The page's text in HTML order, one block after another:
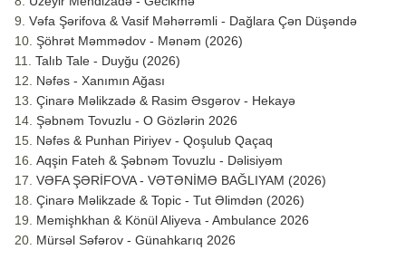
Vəfa Şərifova & Vasif Məhərrəmli - Dağlara Çən Düşəndə
Şöhrət Məmmədov - Mənəm (2026)
Talıb Tale - Duyğu (2026)
Nəfəs - Xanımın Ağası
Çinarə Məlikzadə & Rasim Əsgərov - Hekayə
Şəbnəm Tovuzlu - O Gözlərin 2026
Nəfəs & Punhan Piriyev - Qoşulub Qaçaq
Aqşin Fateh & Şəbnəm Tovuzlu - Dəlisiyəm
VƏFA ŞƏRİFOVA - VƏTƏNİMƏ BAĞLIYAM (2026)
Çinarə Məlikzade & Topic - Tut Əlimdən (2026)
Memişhkhan & Könül Aliyeva - Ambulance 2026
Mürsəl Səfərov - Günahkarıq 2026